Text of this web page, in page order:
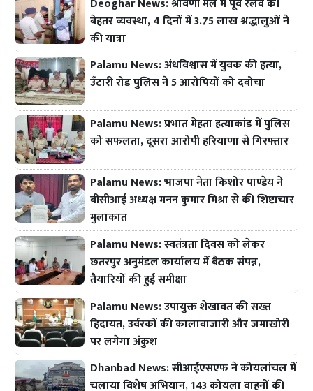
बेहतर व्यवस्था, 4 दिनों में 3.75 लाख श्रद्धालुओं ने
की यात्रा
Palamu News: अंधविश्वास में युवक की हत्या,
उँटारी रोड पुलिस ने 5 आरोपियों को दबोचा
Palamu News: प्रभात मेहता हत्याकांड में पुलिस
को सफलता, दूसरा आरोपी हरियाणा से गिरफ्तार
Palamu News: भाजपा नेता किशोर पाण्डेय ने
बीसीआई अध्यक्ष मनन कुमार मिश्रा से की शिष्टाचार
मुलाकात
Palamu News: स्वतंत्रता दिवस को लेकर
छतरपुर अनुमंडल कार्यालय में बैठक संपन्न,
तैयारियों की हुई समीक्षा
Palamu News: उपायुक्त शेखावत की सख्त
हिदायत, उर्वरकों की कालाबाजारी और जमाखोरी
पर लगेगा अंकुश
Dhanbad News: सीआईएसएफ ने कोयलांचल में
चलाया विशेष अभियान, 143 कोयला वाहनों की